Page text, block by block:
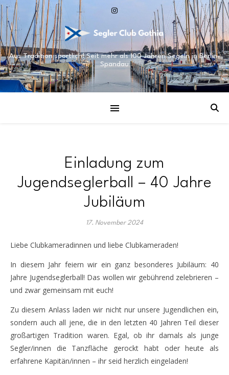
Aus Tradition sportlich! Seit mehr als 100 Jahren Segeln in Berlin-
Spandau
Einladung zum
Jugendseglerball – 40 Jahre
Jubiläum
17. November 2024
Liebe Clubkameradinnen und liebe Clubkameraden!
In diesem Jahr feiern wir ein ganz besonderes Jubiläum: 40
Jahre Jugendseglerball! Das wollen wir gebührend zelebrieren –
und zwar gemeinsam mit euch!
Zu diesem Anlass laden wir nicht nur unsere Jugendlichen ein,
sondern auch all jene, die in den letzten 40 Jahren Teil dieser
großartigen Tradition waren. Egal, ob ihr damals als junge
Segler/innen die Tanzfläche gerockt habt oder heute als
erfahrene Kapitän/innen – ihr seid herzlich eingeladen!